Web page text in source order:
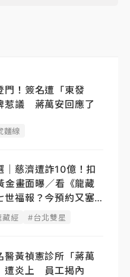
門！簽名遭「東發
惹議 蔣萬安回應了
麵線
｜慈濟遭詐10億！扣
金畫面曝／看《龍藏
世福報？今預約又塞
藏經 #台北雙星
醫黃禎憲診所「蔣萬
遭炎上 員工揭內